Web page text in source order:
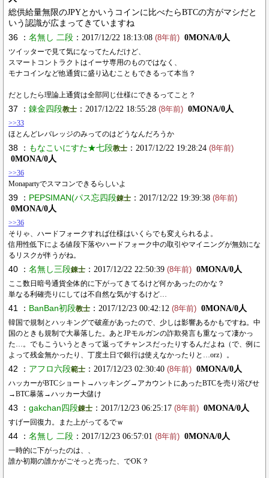
総供給量無限のJPYとかいうコインに比べたらBTCの方がマシだと
いう認識が広まってきていますね
36 ： 名無し 二段 ：2017/12/22 18:13:08 (8年前) 0MONA/0人
ツイッターで見て気になってたんだけど、
スマートコントラクトはイーサ専用のものではなく、
モナコインなど他通貨に盛り込むこともできるって本当？
だとしたら理論上通貨は全部同じ仕様にできるってこと？
37 ： 錬金四段教士 ：2017/12/22 18:55:28 (8年前) 0MONA/0人
>>33
ほとんどレバレッジのみってのはどうなんだろうか
38 ： もなこいにすた★七段教士 ：2017/12/22 19:28:24 (8年前)
0MONA/0人
>>36
Monapartyでスマコンできるらしいよ
39 ： PEPSIMAN(パス忘四段錬士 ：2017/12/22 19:39:38 (8年前)
0MONA/0人
>>36
そりゃ、ハードフォークすれば仕様はいくらでも変えられるよ。
信用性低下による値段下落やハードフォーク中の取引やマイニングが無効にな
るリスクが伴うがね。
40 ： 名無し三段錬士 ：2017/12/22 22:50:39 (8年前) 0MONA/0人
ここ数日暗号通貨全体的に下がってきてるけど何かあったのかな？
単なる利確売りにしては不自然な気がするけど…
41 ： BanBan初段教士 ：2017/12/23 00:42:12 (8年前) 0MONA/0人
韓国で規制とハッキングで破産があったので、少しは影響あるかもですね。中
国のときも規制で大暴落した。あとJPモルガンの詐欺発言も重なって凄かっ
た…。でもこういうときって返ってチャンスだったりするんだよね（で、例に
よって残金無かったり、丁度土日で銀行は使えなかったりと…orz）。
42 ： アフロ六段範士 ：2017/12/23 02:30:40 (8年前) 0MONA/0人
ハッカーがBTCショート→ハッキング→アカウントにあったBTCを売り浴びせ
→BTC暴落→ハッカー大儲け
43 ： gakchan四段錬士 ：2017/12/23 06:25:17 (8年前) 0MONA/0人
すげー回復力。また上がってるでｗ
44 ： 名無し 二段 ：2017/12/23 06:57:01 (8年前) 0MONA/0人
一時的に下がったのは、、
誰か初期の誰かがごそっと売った、でOK？